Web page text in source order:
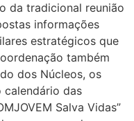
da tradicional reunião
informações
estratégicos que
também
dos Núcleos, os
das
Salva Vidas”